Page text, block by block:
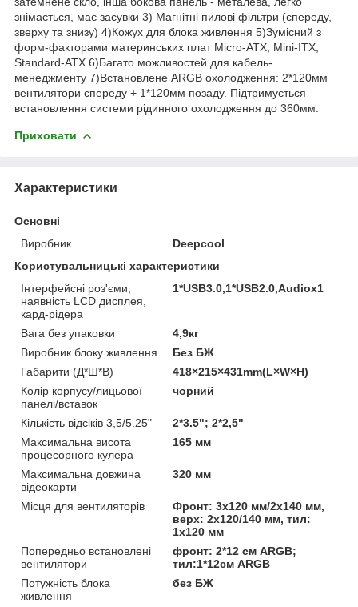
знімається, має засувки 3) Магнітні пилові фільтри (спереду,
зверху та знизу) 4)Кожух для блока живлення 5)Зумісний з
форм-факторами материнських плат Micro-ATX, Mini-ITX,
Standard-ATX 6)Багато можливостей для кабель-
менеджменту 7)Встановлене ARGB охолодження: 2*120мм
вентилятори спереду + 1*120мм позаду. Підтримується
встановлення системи рідинного охолодження до 360мм.
Приховати
Характеристики
Основні
Виробник
Deepcool
Користувальницькі характеристики
Інтерфейсні роз'єми,
наявність LCD дисплея,
кард-рідера
1*USB3.0,1*USB2.0,Audiox1
Вага без упаковки
4,9кг
Виробник блоку живлення
Без БЖ
Габарити (Д*Ш*В)
418×215×431mm(L×W×H)
Колір корпусу/лицьової
панелі/вставок
чорний
Кількість відсіків 3,5/5.25"
2*3.5"; 2*2,5"
Максимальна висота
процесорного кулера
165 мм
Максимальна довжина
відеокарти
320 мм
Місця для вентиляторів
Фронт: 3х120 мм/2х140 мм,
верх: 2х120/140 мм, тил:
1х120 мм
Попередньо встановлені
вентилятори
фронт: 2*12 см ARGB;
тил:1*12см ARGB
Потужність блока
живлення
без БЖ